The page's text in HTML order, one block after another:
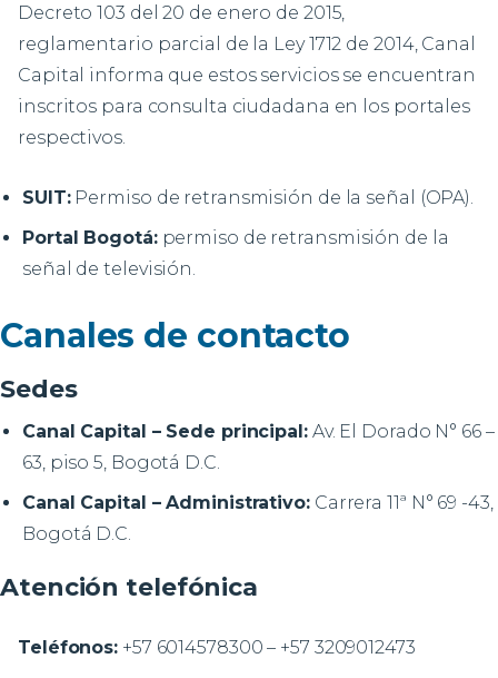
Decreto 103 del 20 de enero de 2015,
reglamentario parcial de la Ley 1712 de 2014, Canal
Capital informa que estos servicios se encuentran
inscritos para consulta ciudadana en los portales
respectivos.
SUIT:Permiso de retransmisión de la señal (OPA).
Portal Bogotá:permiso de retransmisión de la
señal de televisión.
Canales de contacto
Sedes
Canal Capital – Sede principal:Av. El Dorado N° 66 –
63, piso 5, Bogotá D.C.
Canal Capital – Administrativo:Carrera 11ª N° 69 -43,
Bogotá D.C.
Atención telefónica
Teléfonos: +57 6014578300 – +57 3209012473